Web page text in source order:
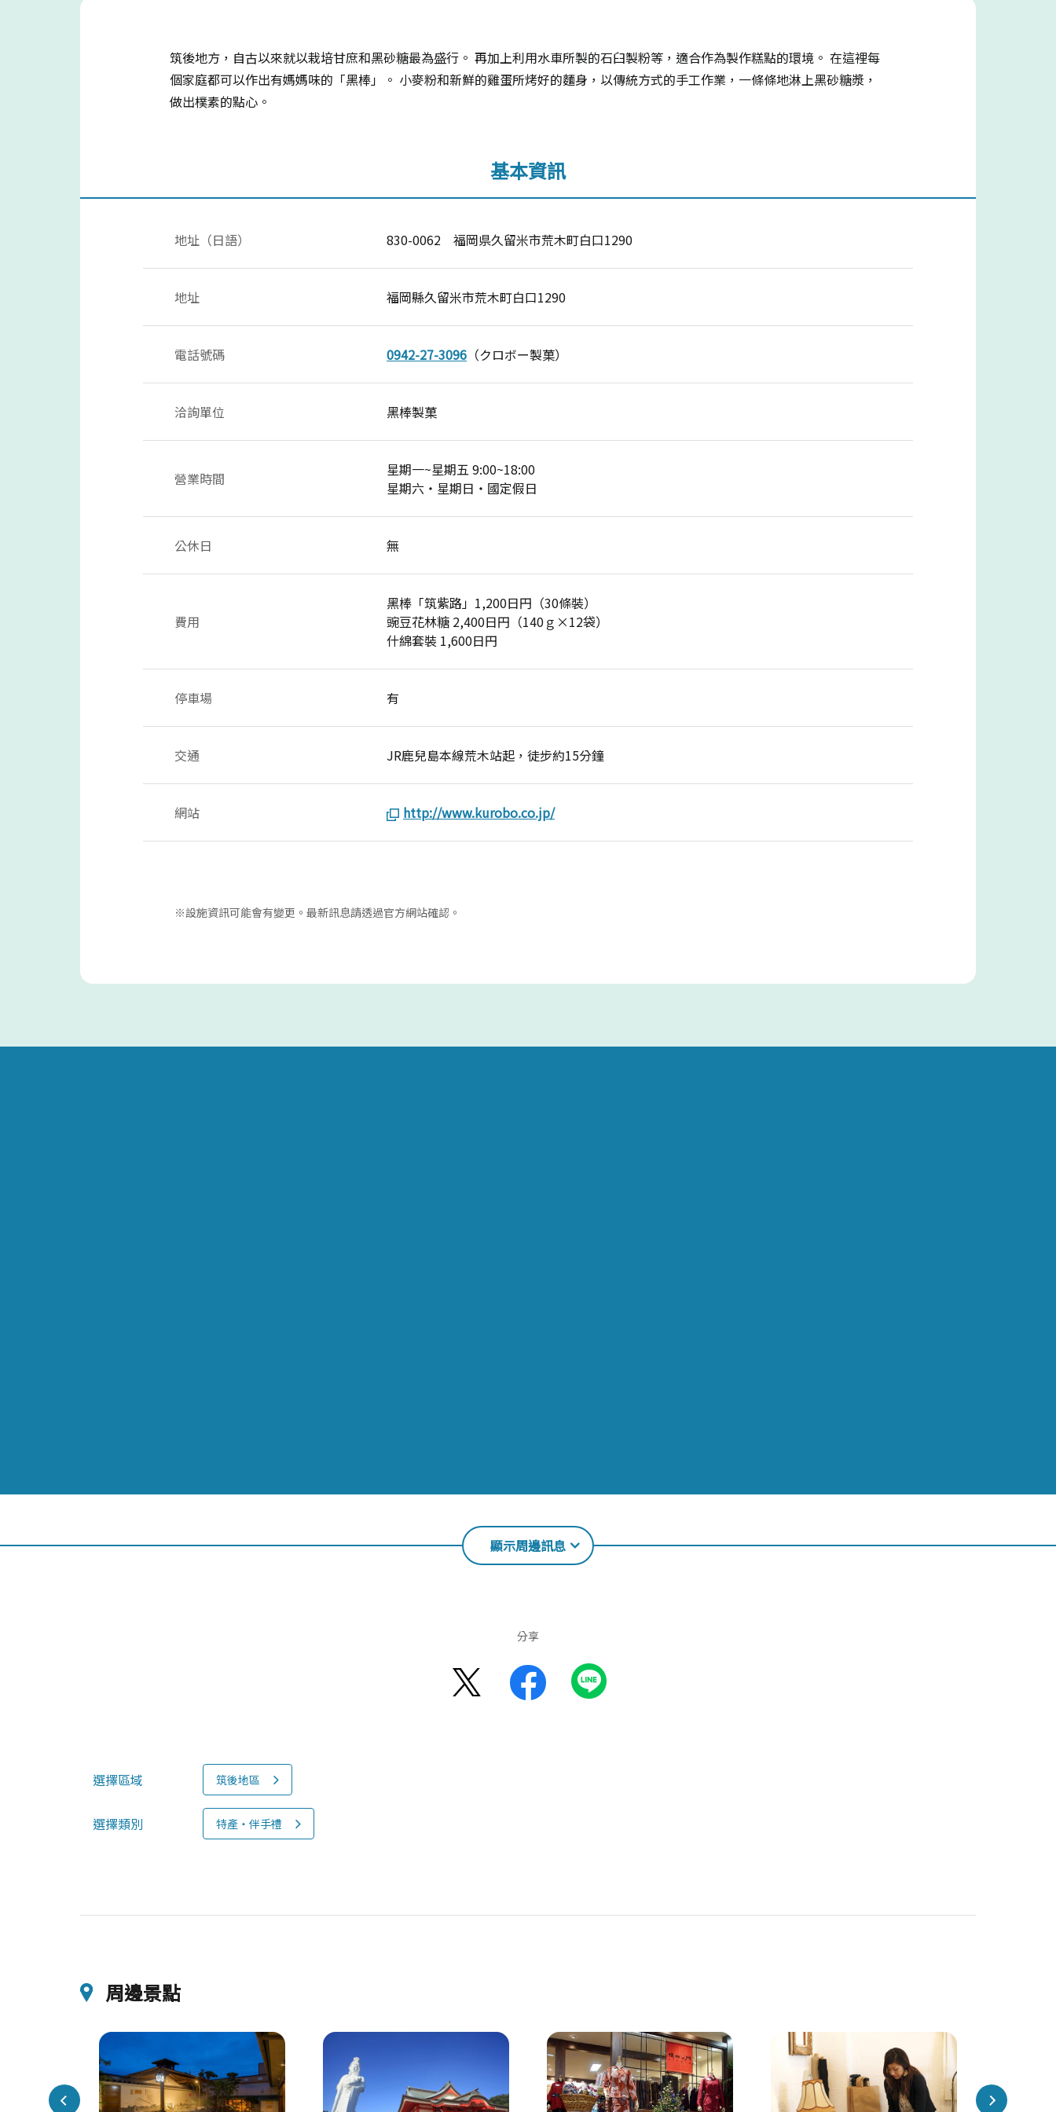
筑後地方，自古以來就以栽培甘庶和黑砂糖最為盛行。 再加上利用水車所製的石臼製粉等，適合作為製作糕點的環境。 在這裡每
個家庭都可以作出有媽媽味的「黑棒」。 小麥粉和新鮮的雞蛋所烤好的麵身，以傳統方式的手工作業，一條條地淋上黑砂糖漿，
做出樸素的點心。
基本資訊
地址（日語） 830-0062 福岡県久留米市荒木町白口1290
地址 福岡縣久留米市荒木町白口1290
電話號碼 0942-27-3096 （クロボー製菓）
洽詢單位 黑棒製菓
營業時間
星期一~星期五 9:00~18:00
星期六‧星期日‧國定假日
公休日 無
費用
黑棒「筑紫路」1,200日円（30條裝）
豌豆花林糖 2,400日円（140ｇ×12袋）
什綿套裝 1,600日円
停車場 有
交通 JR鹿兒島本線荒木站起，徒步約15分鐘
網站 http://www.kurobo.co.jp/
※設施資訊可能會有變更。最新訊息請透過官方網站確認。
顯示周邊訊息
分享
選擇區域 筑後地區
選擇類別 特產‧伴手禮
周邊景點